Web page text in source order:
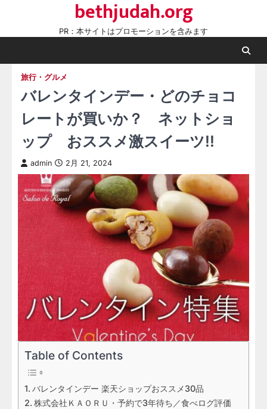
content
bethjudah.org
PR：本サイトはプロモーションを含みます
旅行・グルメ
バレンタインデー・どのチョコ
レートが買いか？ ネットショ
ップ おススメ激スイーツ!!
admin 2月 21, 2024
Table of Contents
バレンタインデー 楽天ショップおススメ30品
株式会社ＫＡＯＲＵ・予約で3年待ち／食べログ評価